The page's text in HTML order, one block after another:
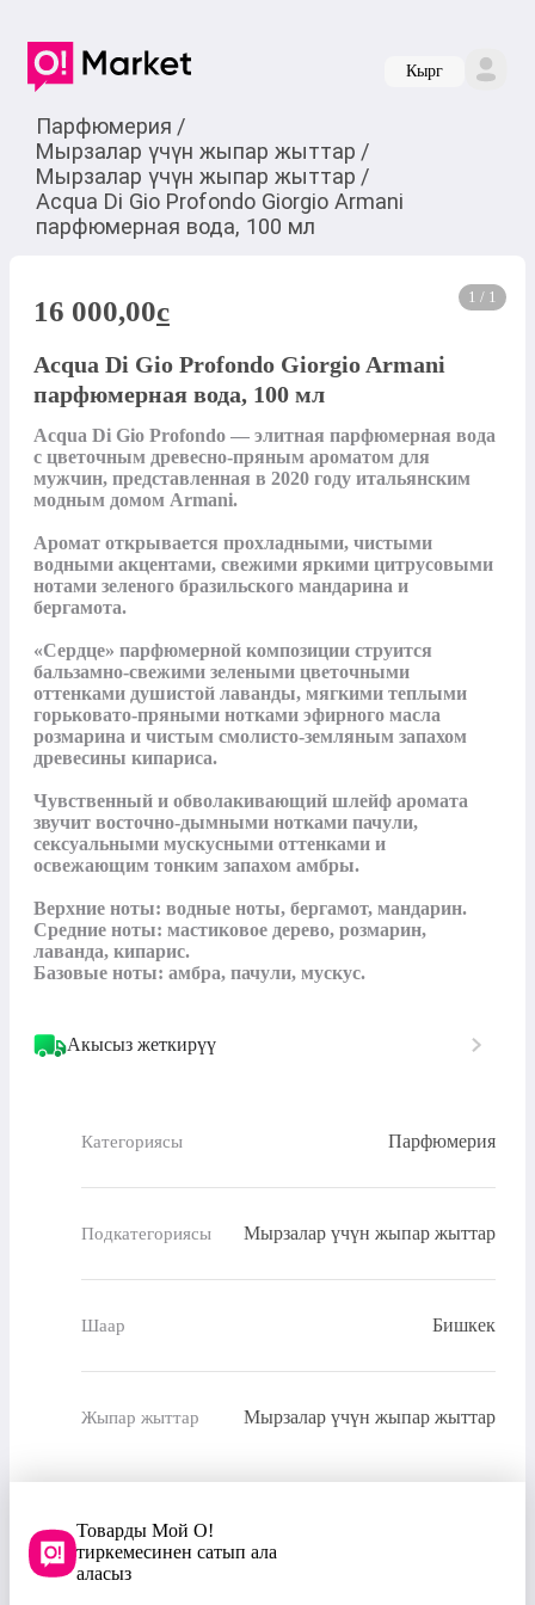
Кырг
Парфюмерия /
Мырзалар үчүн жыпар жыттар /
Мырзалар үчүн жыпар жыттар /
Acqua Di Gio Profondo Giorgio Armani
парфюмерная вода, 100 мл
1 / 1
16 000,00c
Acqua Di Gio Profondo Giorgio Armani
парфюмерная вода, 100 мл
Acqua Di Gio Profondo — элитная парфюмерная вода
с цветочным древесно-пряным ароматом для
мужчин, представленная в 2020 году итальянским
модным домом Armani.
Аромат открывается прохладными, чистыми
водными акцентами, свежими яркими цитрусовыми
нотами зеленого бразильского мандарина и
бергамота.
«Сердце» парфюмерной композиции струится
бальзамно-свежими зелеными цветочными
оттенками душистой лаванды, мягкими теплыми
горьковато-пряными нотками эфирного масла
розмарина и чистым смолисто-земляным запахом
древесины кипариса.
Чувственный и обволакивающий шлейф аромата
звучит восточно-дымными нотками пачули,
сексуальными мускусными оттенками и
освежающим тонким запахом амбры.
Верхние ноты: водные ноты, бергамот, мандарин.
Средние ноты: мастиковое дерево, розмарин,
лаванда, кипарис.
Базовые ноты: амбра, пачули, мускус.
Акысыз жеткирүү
Категориясы Парфюмерия
Подкатегориясы Мырзалар үчүн жыпар жыттар
Шаар Бишкек
Жыпар жыттар Мырзалар үчүн жыпар жыттар
Товарды Мой О!
тиркемесинен сатып ала
аласыз